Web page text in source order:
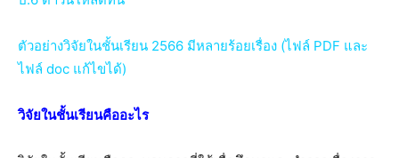
ตัวอย่างวิจัยในชั้นเรียน 2566 มีหลายร้อยเรื่อง (ไฟล์ PDF และ
ไฟล์ doc แก้ไขได้)
วิจัยในชั้นเรียนคืออะไร